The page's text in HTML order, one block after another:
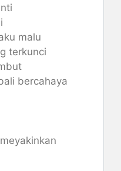
malu
terkunci
bercahaya